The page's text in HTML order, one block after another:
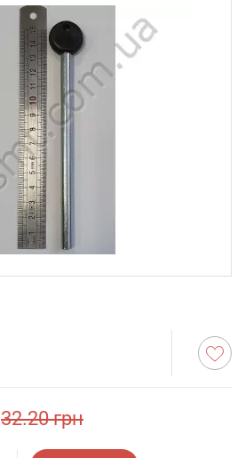
32.20грн